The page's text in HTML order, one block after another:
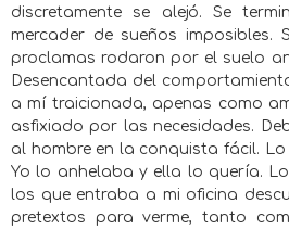
discretamente se alejó. Se
mercader de sueños imposibles.
proclamas rodaron por el suelo
Desencantada del
a mí traicionada, apenas como
asfixiado por las necesidades.
al hombre en la conquista fácil.
Yo lo anhelaba y ella lo quería.
los que entraba a mi oficina
pretextos para verme, tanto